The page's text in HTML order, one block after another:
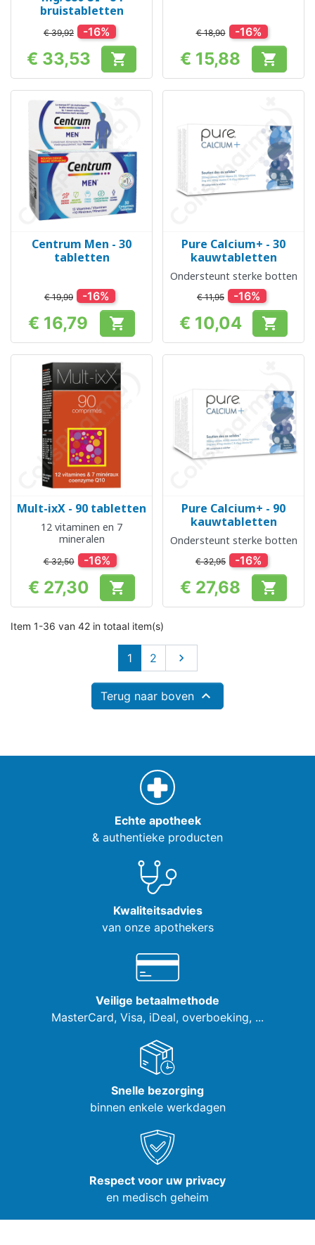
bruistabletten
€ 39,92 -16%
Prijs
€ 33,53 
€ 18,90 -16%
Prijs
€ 15,88 
Centrum Men - 30
tabletten
€ 19,99 -16%
Prijs
€ 16,79 
Pure Calcium+ - 30
kauwtabletten
Ondersteunt sterke botten
€ 11,95 -16%
Prijs
€ 10,04 
Mult-ixX - 90 tabletten
12 vitaminen en 7
mineralen
€ 32,50 -16%
Prijs
€ 27,30 
Pure Calcium+ - 90
kauwtabletten
Ondersteunt sterke botten
€ 32,95 -16%
Prijs
€ 27,68 
Item 1-36 van 42 in totaal item(s)
1 2 Volgende

Terug naar boven 
Echte apotheek
& authentieke producten
Kwaliteitsadvies
van onze apothekers
Veilige betaalmethode
MasterCard, Visa, iDeal, overboeking, ...
Snelle bezorging
binnen enkele werkdagen
Respect voor uw privacy
en medisch geheim